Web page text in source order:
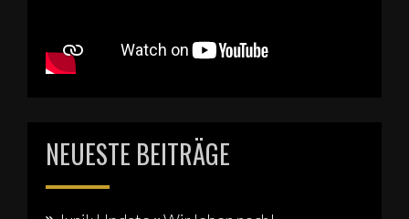
NEUESTE BEITRÄGE